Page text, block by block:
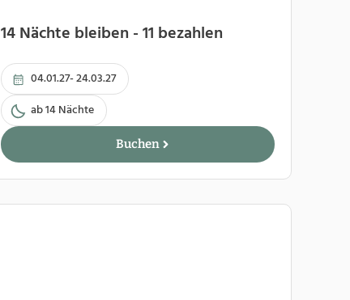
14 Nächte bleiben - 11 bezahlen
04.01.27- 24.03.27
ab 14 Nächte
Buchen